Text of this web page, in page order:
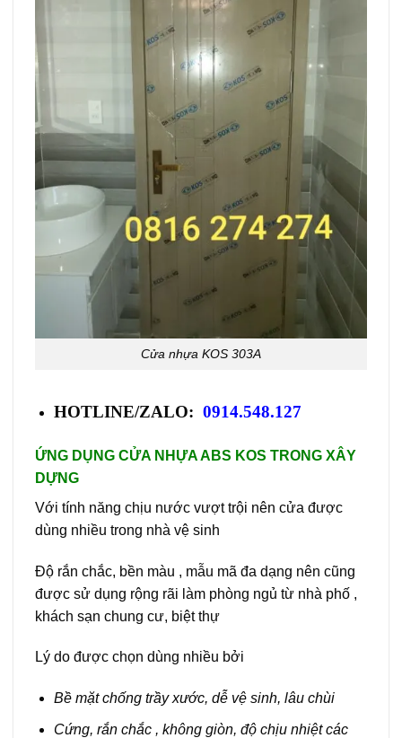
Cửa nhựa KOS 303A
HOTLINE/ZALO: 0914.548.127
ỨNG DỤNG CỬA NHỰA ABS KOS TRONG XÂY
DỰNG
Với tính năng chịu nước vượt trội nên cửa được
dùng nhiều trong nhà vệ sinh
Độ rắn chắc, bền màu , mẫu mã đa dạng nên cũng
được sử dụng rộng rãi làm phòng ngủ từ nhà phố ,
khách sạn chung cư, biệt thự
Lý do được chọn dùng nhiều bởi
Bề mặt chống trầy xước, dễ vệ sinh, lâu chùi
Cứng, rắn chắc , không giòn, độ chịu nhiệt các